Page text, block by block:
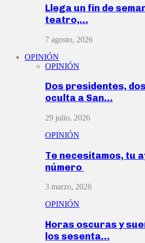
Llega un fin de
teatro,…
7 agosto, 2026
OPINIÓN
OPINIÓN
Dos presidentes,
oculta a San…
29 julio, 2026
OPINIÓN
Te necesitamos, tu
número
3 marzo, 2026
OPINIÓN
Horas oscuras y
los sesenta…